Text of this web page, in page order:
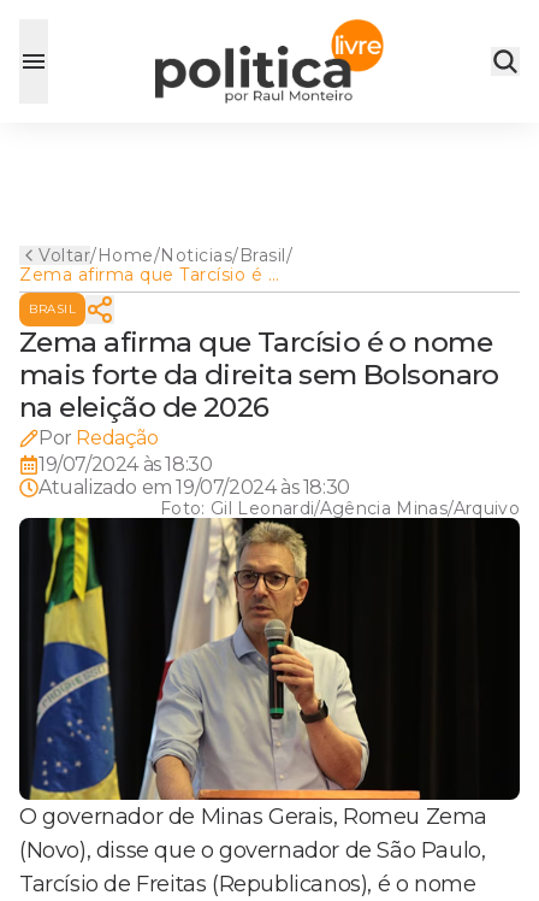
Voltar/Home/Noticias/Brasil/
Zema afirma que Tarcísio é o
nome mais forte da direita
sem Bolsonaro na eleição de
2026
BRASIL
Zema afirma que Tarcísio é o nome
mais forte da direita sem Bolsonaro
na eleição de 2026
Por Redação
19/07/2024 às 18:30
Atualizado em19/07/2024 às 18:30
Foto: Gil Leonardi/Agência Minas/Arquivo
O governador de Minas Gerais, Romeu Zema
(Novo), disse que o governador de São Paulo,
Tarcísio de Freitas (Republicanos), é o nome